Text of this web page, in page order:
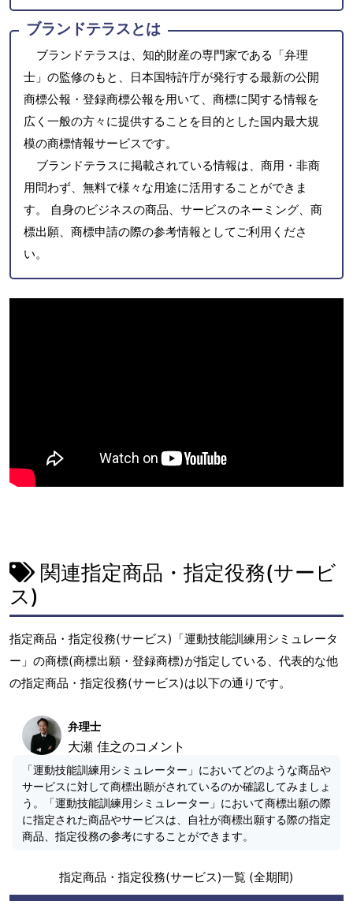
ブランドテラスとは
ブランドテラスは、知的財産の専門家である「弁理
士」の監修のもと、日本国特許庁が発行する最新の公開
商標公報・登録商標公報を用いて、商標に関する情報を
広く一般の方々に提供することを目的とした国内最大規
模の商標情報サービスです。
ブランドテラスに掲載されている情報は、商用・非商
用問わず、無料で様々な用途に活用することができま
す。 自身のビジネスの商品、サービスのネーミング、商
標出願、商標申請の際の参考情報としてご利用くださ
い。
関連指定商品・指定役務(サービ
ス)
指定商品・指定役務(サービス)「運動技能訓練用シミュレータ
ー」の商標(商標出願・登録商標)が指定している、代表的な他
の指定商品・指定役務(サービス)は以下の通りです。
弁理士
大瀬 佳之のコメント
「運動技能訓練用シミュレーター」においてどのような商品や
サービスに対して商標出願がされているのか確認してみましょ
う。「運動技能訓練用シミュレーター」において商標出願の際
に指定された商品やサービスは、自社が商標出願する際の指定
商品、指定役務の参考にすることができます。
指定商品・指定役務(サービス)一覧 (全期間)